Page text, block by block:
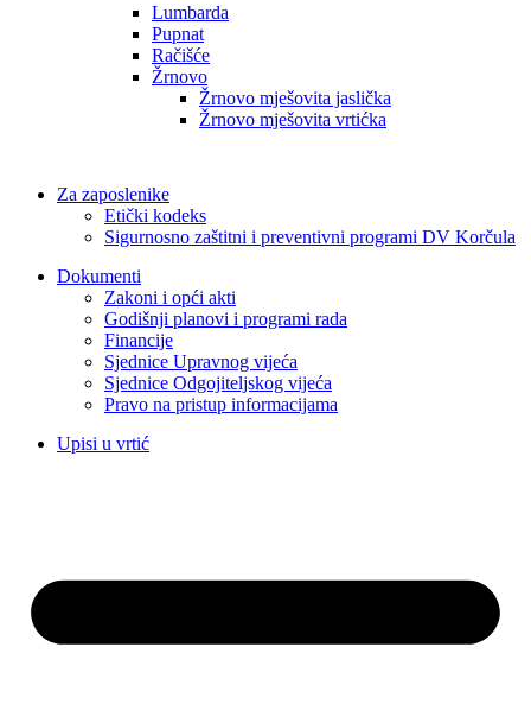
Lumbarda
Pupnat
Račišće
Žrnovo
Žrnovo mješovita jaslička
Žrnovo mješovita vrtićka
Za zaposlenike
Etički kodeks
Sigurnosno zaštitni i preventivni programi DV Korčula
Dokumenti
Zakoni i opći akti
Godišnji planovi i programi rada
Financije
Sjednice Upravnog vijeća
Sjednice Odgojiteljskog vijeća
Pravo na pristup informacijama
Upisi u vrtić